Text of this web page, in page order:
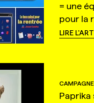
= une
pour la
LIRE
Paprika